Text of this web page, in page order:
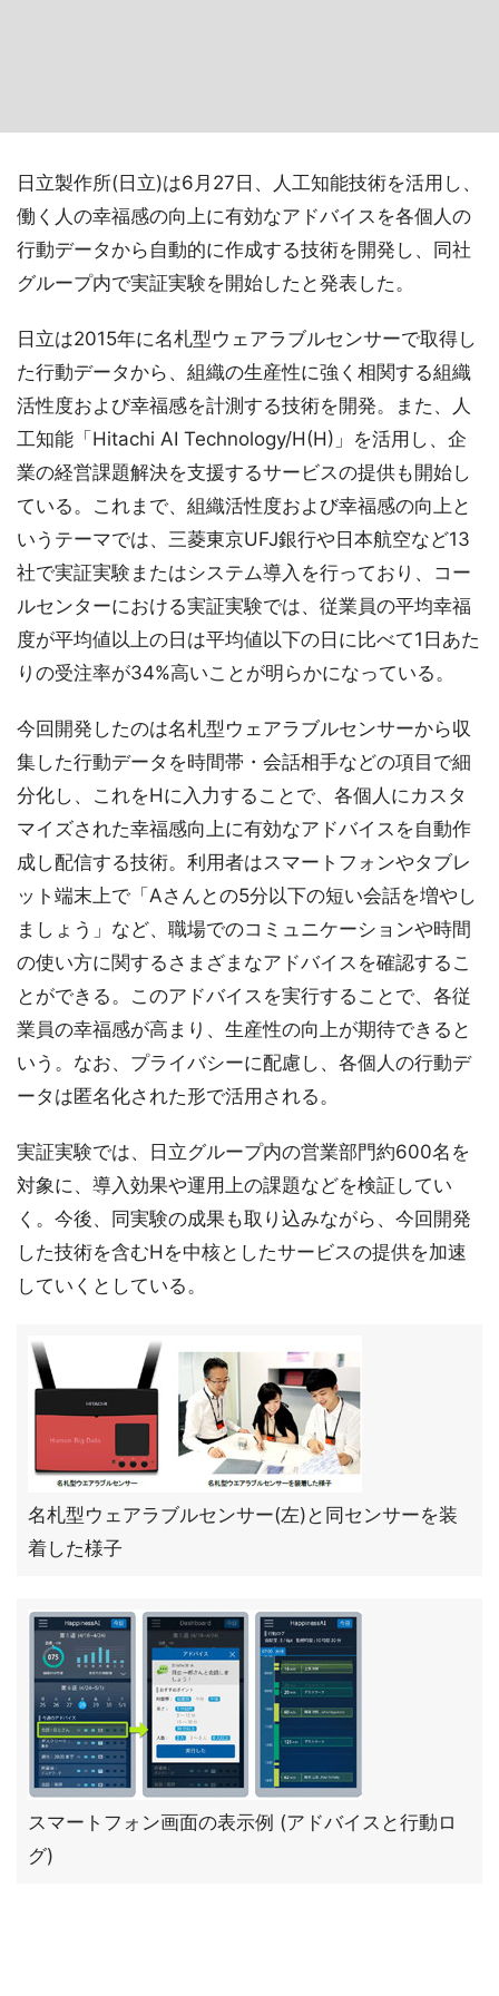
日立製作所(日立)は6月27日、人工知能技術を活用し、
働く人の幸福感の向上に有効なアドバイスを各個人の
行動データから自動的に作成する技術を開発し、同社
グループ内で実証実験を開始したと発表した。
日立は2015年に名札型ウェアラブルセンサーで取得し
た行動データから、組織の生産性に強く相関する組織
活性度および幸福感を計測する技術を開発。また、人
工知能「Hitachi AI Technology/H(H)」を活用し、企
業の経営課題解決を支援するサービスの提供も開始し
ている。これまで、組織活性度および幸福感の向上と
いうテーマでは、三菱東京UFJ銀行や日本航空など13
社で実証実験またはシステム導入を行っており、コー
ルセンターにおける実証実験では、従業員の平均幸福
度が平均値以上の日は平均値以下の日に比べて1日あた
りの受注率が34%高いことが明らかになっている。
今回開発したのは名札型ウェアラブルセンサーから収
集した行動データを時間帯・会話相手などの項目で細
分化し、これをHに入力することで、各個人にカスタ
マイズされた幸福感向上に有効なアドバイスを自動作
成し配信する技術。利用者はスマートフォンやタブレ
ット端末上で「Aさんとの5分以下の短い会話を増やし
ましょう」など、職場でのコミュニケーションや時間
の使い方に関するさまざまなアドバイスを確認するこ
とができる。このアドバイスを実行することで、各従
業員の幸福感が高まり、生産性の向上が期待できると
いう。なお、プライバシーに配慮し、各個人の行動デ
ータは匿名化された形で活用される。
実証実験では、日立グループ内の営業部門約600名を
対象に、導入効果や運用上の課題などを検証してい
く。今後、同実験の成果も取り込みながら、今回開発
した技術を含むHを中核としたサービスの提供を加速
していくとしている。
名札型ウェアラブルセンサー(左)と同センサーを装
着した様子
スマートフォン画面の表示例 (アドバイスと行動ロ
グ)